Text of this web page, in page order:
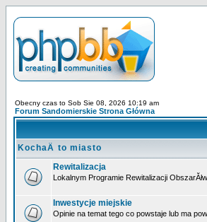
Obecny czas to Sob Sie 08, 2026 10:19 am
Forum Sandomierskie Strona Główna
KochaÄ to miasto
Rewitalizacja
Lokalnym Programie Rewitalizacji
Inwestycje miejskie
Opinie na temat tego co powstaje lub ma